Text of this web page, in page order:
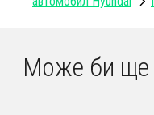
Може би ще